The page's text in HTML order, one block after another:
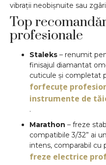
vibrații neobișnuite sau
Top
profesionale
Staleks – renumit
finisajul diamantat
cuticule și completat
forfecuțe
instrumente de
.
Marathon – freze
compatibile 3/32” ai
intens, comparabil cu
freze electrice